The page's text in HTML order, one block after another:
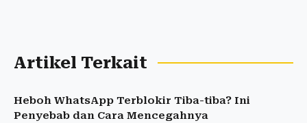
Artikel Terkait
Heboh WhatsApp Terblokir Tiba-tiba? Ini
Penyebab dan Cara Mencegahnya